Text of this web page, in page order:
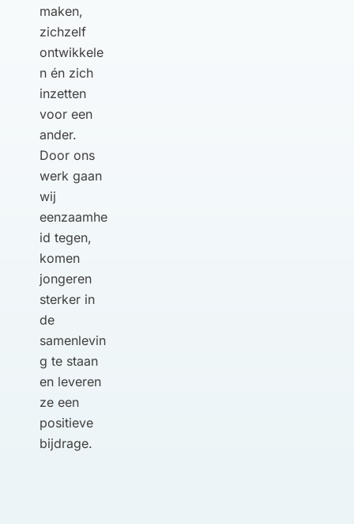
maken,
zichzelf
ontwikkele
n én zich
inzetten
voor een
ander.
Door ons
werk gaan
wij
eenzaamhe
id tegen,
komen
jongeren
sterker in
de
samenlevin
g te staan
en leveren
ze een
positieve
bijdrage.